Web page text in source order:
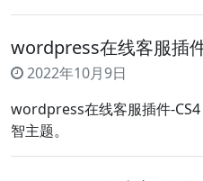
wordpress在线客服插
2022年10月9日
wordpress在线客服插件-
智主题。